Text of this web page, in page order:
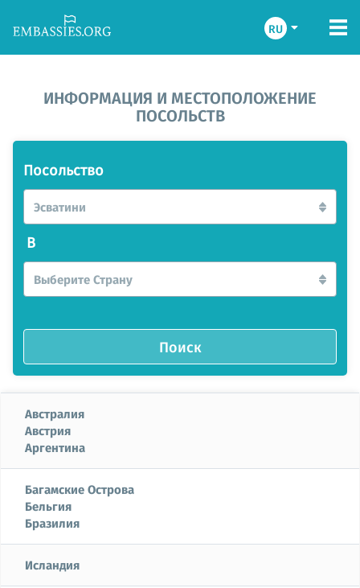
RU
ИНФОРМАЦИЯ И МЕСТОПОЛОЖЕНИЕ
ПОСОЛЬСТВ
Посольство
Эсватини
В
Выберите Страну
Поиск
Австралия
Австрия
Аргентина
Багамские Острова
Бельгия
Бразилия
Исландия